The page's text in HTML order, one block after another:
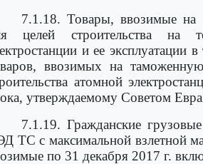
7.1.18. Товары, ввозимые
целей строительства на
и ее эксплуатации
ввозимых на
атомной
утверждаемому Советом
7.1.19. Гражданские
ТС с максимальной взлетной
по 31 декабря 2017 г.